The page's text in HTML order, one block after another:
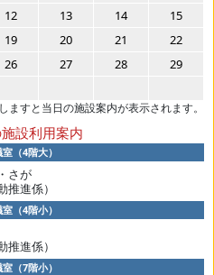
12 13 14
15
19 20 21
22
26 27 28
29
ますと当日の施設案内が表示されます。
設利用案内
（4階大）
さが
推進係）
（4階小）
推進係）
（7階小）